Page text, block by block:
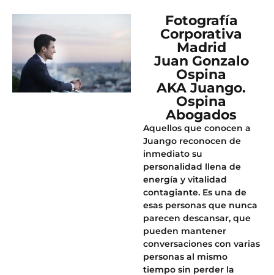
Fotografía
Corporativa
Madrid
Juan Gonzalo
Ospina
AKA Juango.
Ospina
Abogados
Aquellos que conocen a
Juango reconocen de
inmediato su
personalidad llena de
energía y vitalidad
contagiante. Es una de
esas personas que nunca
parecen descansar, que
pueden mantener
conversaciones con varias
personas al mismo
tiempo sin perder la